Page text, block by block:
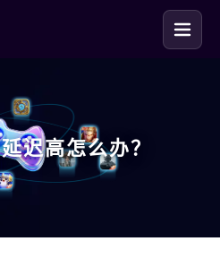
延迟高怎么办？